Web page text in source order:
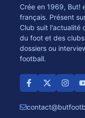
Crée en 1969, But!
français. Présent
Club suit l'actualité
du foot et des
dossiers ou
football.